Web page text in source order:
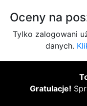
Oceny na
Tylko zalogowani
danych.
Gratulacje!